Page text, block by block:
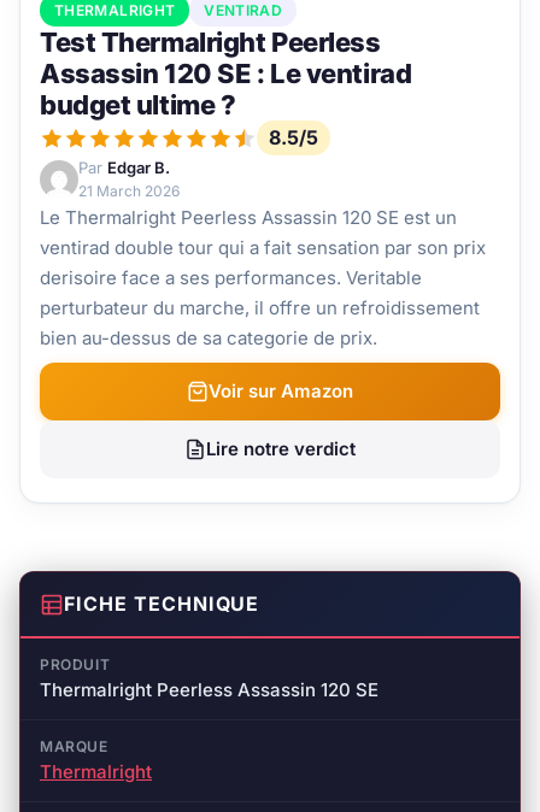
THERMALRIGHT VENTIRAD
Test Thermalright Peerless
Assassin 120 SE : Le ventirad
budget ultime ?
8.5/5
Par Edgar B.
21 March 2026
Le Thermalright Peerless Assassin 120 SE est un
ventirad double tour qui a fait sensation par son prix
derisoire face a ses performances. Veritable
perturbateur du marche, il offre un refroidissement
bien au-dessus de sa categorie de prix.
Voir sur Amazon
Lire notre verdict
FICHE TECHNIQUE
PRODUIT
Thermalright Peerless Assassin 120 SE
MARQUE
Thermalright